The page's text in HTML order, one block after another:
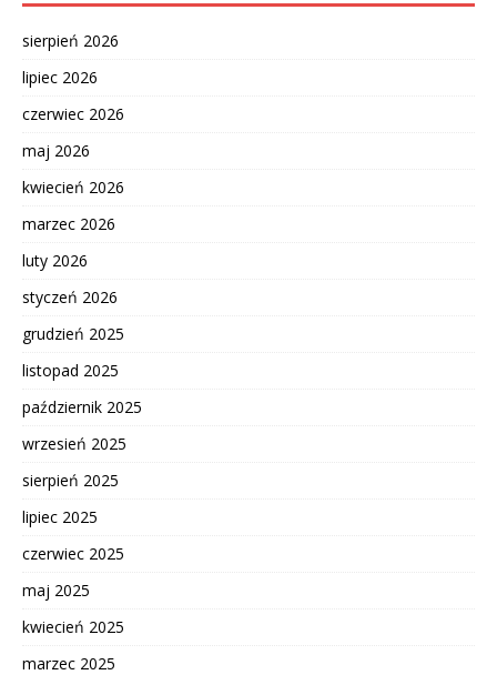
sierpień 2026
lipiec 2026
czerwiec 2026
maj 2026
kwiecień 2026
marzec 2026
luty 2026
styczeń 2026
grudzień 2025
listopad 2025
październik 2025
wrzesień 2025
sierpień 2025
lipiec 2025
czerwiec 2025
maj 2025
kwiecień 2025
marzec 2025